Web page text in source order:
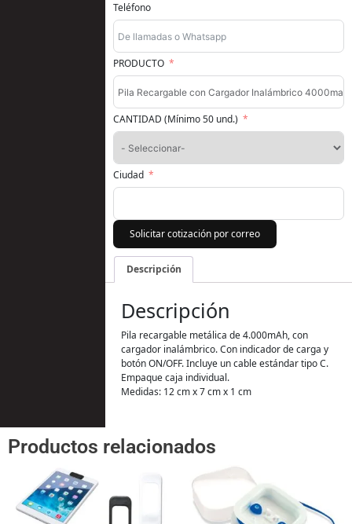
Teléfono
PRODUCTO
CANTIDAD (Mínimo 50 und.)
Ciudad
Solicitar cotización por correo
Descripción
Descripción
Pila recargable metálica de 4.000mAh, con
cargador inalámbrico. Con indicador de carga y
botón ON/OFF. Incluye un cable estándar tipo C.
Empaque caja individual.
Medidas: 12 cm x 7 cm x 1 cm
Productos relacionados